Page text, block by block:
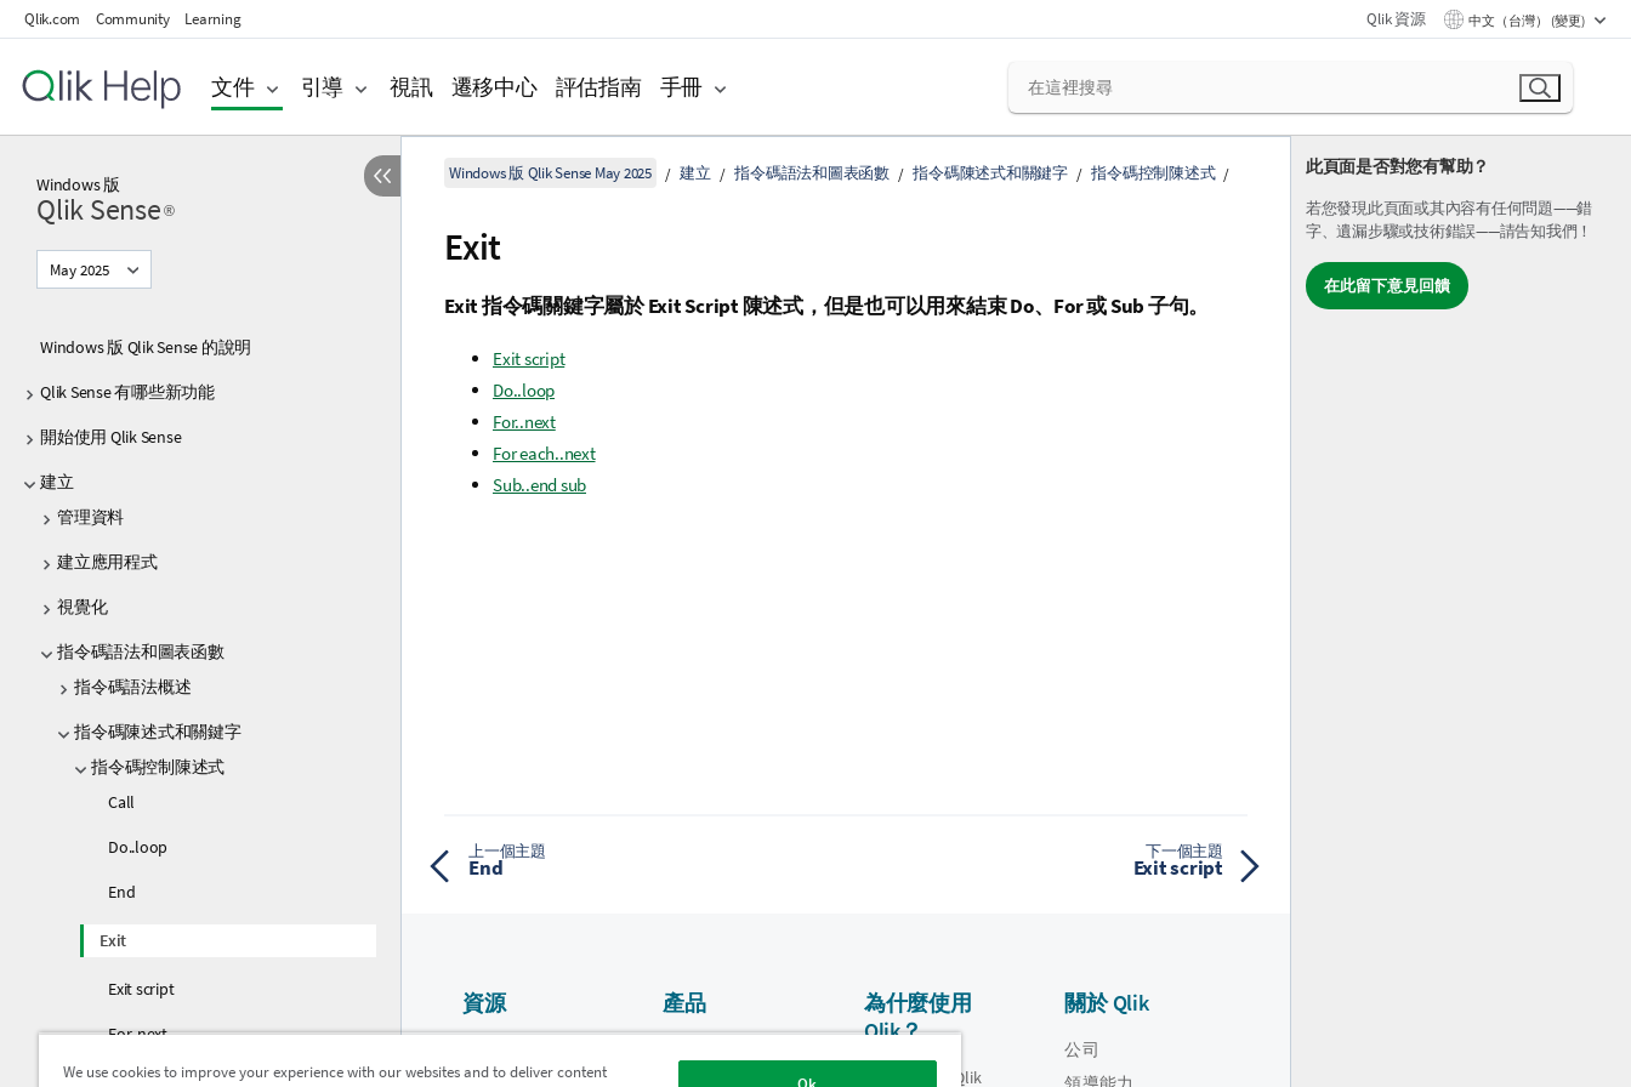
Qlik.com Community Learning Qlik 資源 中文（台灣） (變更)
文件 引導 視訊 遷移中心 評估指南 手冊
Windows版
Qlik Sense ®
May 2025
Windows 版 Qlik Sense 的說明
Qlik Sense 有哪些新功能
開始使用 Qlik Sense
建立
管理資料
建立應用程式
視覺化
指令碼語法和圖表函數
指令碼語法概述
指令碼陳述式和關鍵字
指令碼控制陳述式
Call
Do..loop
End
Exit
Exit script
For..next
For each..next
此頁面是否對您有幫助？
若您發現此頁面或其內容有任何問題——錯
字、遺漏步驟或技術錯誤——請告知我們！
在此留下意見回饋
Windows 版 Qlik Sense May 2025 建立 指令碼語法和圖表函數 指令碼陳述式和關鍵字 指令碼控制陳述式
Exit
Exit指令碼關鍵字屬於Exit Script陳述式，但是也可以用來結束Do、 For或Sub子句。
Exit script
Do..loop
For..next
For each..next
Sub..end sub
上一個主題
End
下一個主題
Exit script
資源 產品
為什麼使用
Qlik？
為什麼使用 Qlik
關於 Qlik
公司
We use cookies to improve your experience with our websites and to deliver content